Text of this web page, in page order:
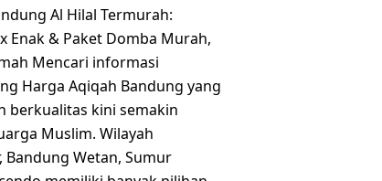
Al Hilal Termurah:
Enak & Paket Domba Murah,
Mencari informasi
Harga Aqiqah Bandung yang
berkualitas kini semakin
Muslim. Wilayah
Bandung Wetan, Sumur